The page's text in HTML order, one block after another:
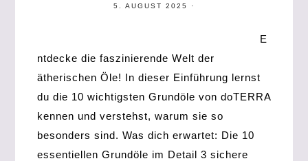
5. AUGUST 2025 ·
E
ntdecke die faszinierende Welt der
ätherischen Öle! In dieser Einführung lernst
du die 10 wichtigsten Grundöle von doTERRA
kennen und verstehst, warum sie so
besonders sind. Was dich erwartet: Die 10
essentiellen Grundöle im Detail 3 sichere